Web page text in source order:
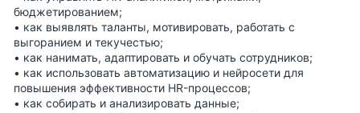
бюджетированием;
• как выявлять таланты, мотивировать, работать с
выгоранием и текучестью;
• как нанимать, адаптировать и обучать сотрудников;
• как использовать автоматизацию и нейросети для
повышения эффективности HR-процессов;
• как собирать и анализировать данные;